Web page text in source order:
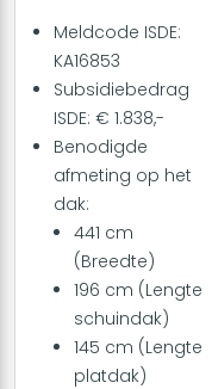
Meldcode ISDE:
KA16853
Subsidiebedrag
ISDE: € 1.838,-
Benodigde
afmeting op het
dak:
441 cm
(Breedte)
196 cm (Lengte
schuindak)
145 cm (Lengte
platdak)